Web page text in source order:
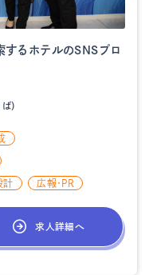
するホテルのSNSプロ
）
計 広報・PR
求人詳細へ